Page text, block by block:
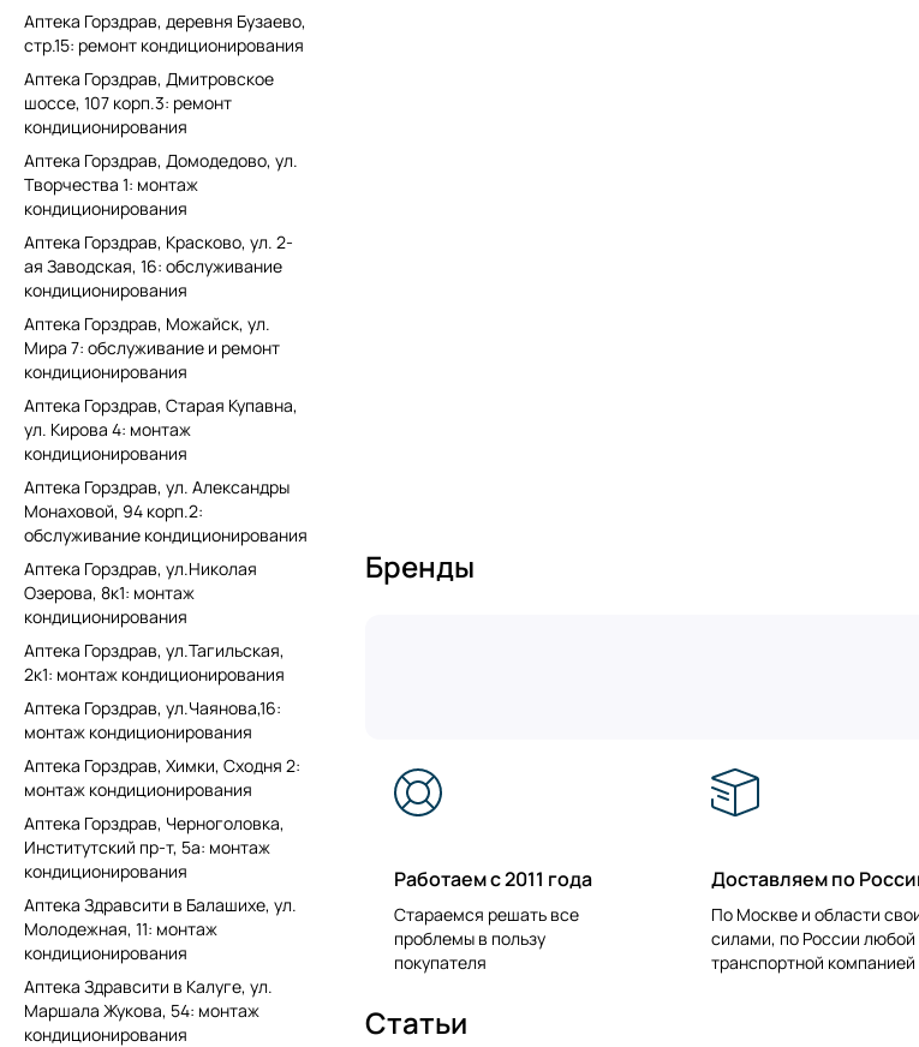
Бренды
Работаем с 2011 года
Стараемся решать все
проблемы в пользу
покупателя
Доставляем по
По Москве и области
силами, по России любой
транспортной компанией
Статьи
Аптека Горздрав, деревня Бузаево,
стр.15: ремонт кондиционирования
Аптека Горздрав, Дмитровское
шоссе, 107 корп.3: ремонт
кондиционирования
Аптека Горздрав, Домодедово, ул.
Творчества 1: монтаж
кондиционирования
Аптека Горздрав, Красково, ул. 2-
ая Заводская, 16: обслуживание
кондиционирования
Аптека Горздрав, Можайск, ул.
Мира 7: обслуживание и ремонт
кондиционирования
Аптека Горздрав, Старая Купавна,
ул. Кирова 4: монтаж
кондиционирования
Аптека Горздрав, ул. Александры
Монаховой, 94 корп.2:
обслуживание кондиционирования
Аптека Горздрав, ул.Николая
Озерова, 8к1: монтаж
кондиционирования
Аптека Горздрав, ул.Тагильская,
2к1: монтаж кондиционирования
Аптека Горздрав, ул.Чаянова,16:
монтаж кондиционирования
Аптека Горздрав, Химки, Сходня 2:
монтаж кондиционирования
Аптека Горздрав, Черноголовка,
Институтский пр-т, 5а: монтаж
кондиционирования
Аптека Здравсити в Балашихе, ул.
Молодежная, 11: монтаж
кондиционирования
Аптека Здравсити в Калуге, ул.
Маршала Жукова, 54: монтаж
кондиционирования